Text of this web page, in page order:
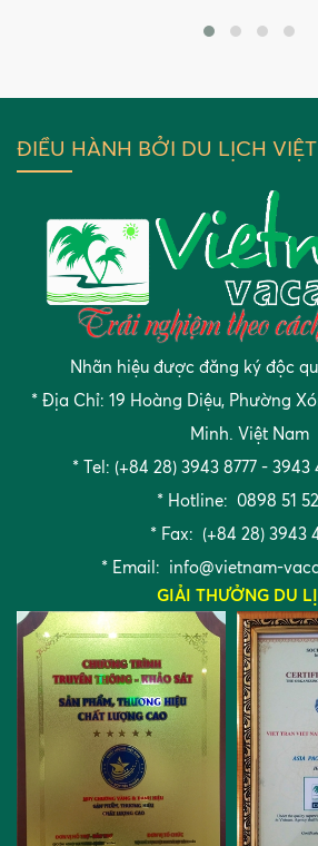
ĐIỀU HÀNH BỞI DU LỊCH
Nhãn hiệu được đăng ký độc
* Địa Chỉ: 19 Hoàng Diệu, Phường
Minh. Việt Nam
* Tel: (+84 28) 3943 8777 -
* Hotline: 0898 51
* Fax: (+84 28) 3943
* Email: info@vietnam-
GIẢI THƯỞNG DU